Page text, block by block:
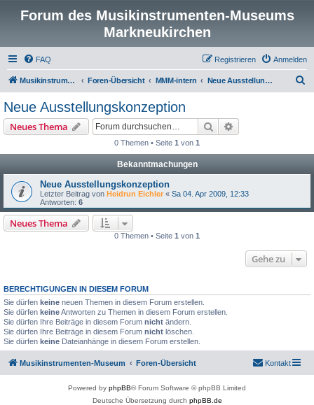
Forum des Musikinstrumenten-Museums
Markneukirchen
FAQ Anmelden
Registrieren
Musikinstrumenten-Museum Foren-Übersicht MMM-intern Neue Ausstellungskonzeption
Neue Ausstellungskonzeption
Neues Thema Suche
0 Themen • Seite 1 von 1
Bekanntmachungen
Neue Ausstellungskonzeption
Letzter Beitrag von Heidrun Eichler « Sa 04. Apr 2009, 12:33
Antworten: 6
Neues Thema
0 Themen • Seite 1 von 1
Gehe zu
BERECHTIGUNGEN IN DIESEM FORUM
Sie dürfen keine neuen Themen in diesem Forum erstellen.
Sie dürfen keineAntworten zu Themen in diesem Forum erstellen.
Sie dürfen Ihre Beiträge in diesem Forum nicht ändern.
Sie dürfen Ihre Beiträge in diesem Forum nicht löschen.
Sie dürfen keine Dateianhänge in diesem Forum erstellen.
Musikinstrumenten-Museum Foren-Übersicht Kontakt
Powered by phpBB® Forum Software © phpBB Limited
Deutsche Übersetzung durch phpBB.de